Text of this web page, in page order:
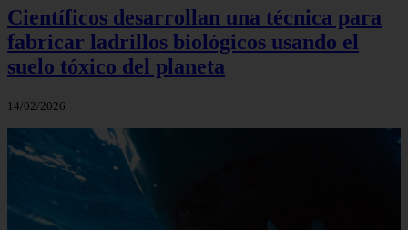
Científicos desarrollan una técnica para
fabricar ladrillos biológicos usando el
suelo tóxico del planeta
14/02/2026